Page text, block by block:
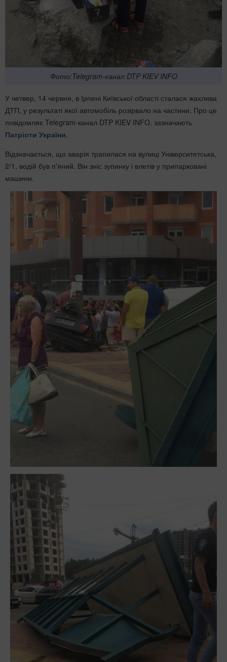
Фото:Telegram-канал DTP KIEV INFO
У четвер, 14 червня, в Ірпені Київської області сталася жахлива
ДТП, у результаті якої автомобіль розірвало на частини. Про це
повідомляє Telegram-канал DTP KIEV INFO, зазначають
Патріоти України
Відзначається, що аварія трапилася на вулиці Університетська,
2/1, водій був п'яний. Він зніс зупинку і влетів у припарковані
машини.